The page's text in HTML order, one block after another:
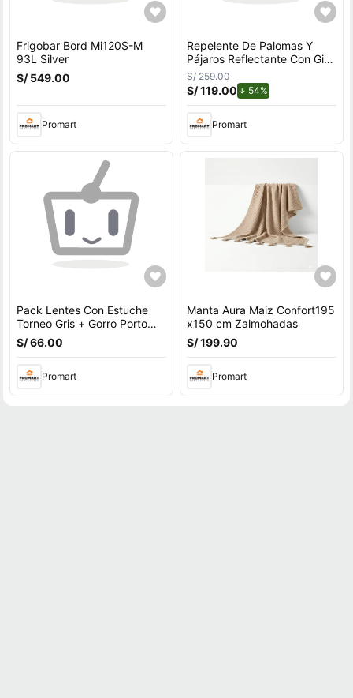
Frigobar Bord Mi120S-M
93L Silver
S/ 549.00
Promart
Repelente De Palomas Y
Pájaros Reflectante Con Giro
Por Viento Para Exteriores
Con Soporte en U
S/ 259.00
S/ 119.00 54%de descuento.
Promart
Pack Lentes Con Estuche
Torneo Gris + Gorro Porto
Negro
S/ 66.00
Promart
Manta Aura Maiz Confort195
x150 cm Zalmohadas
S/ 199.90
Promart